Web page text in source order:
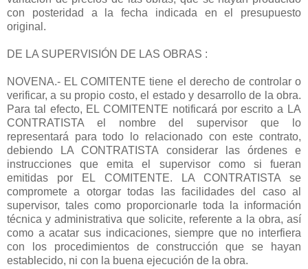
con posteridad a la fecha indicada en el presupuesto
original.
DE LA SUPERVISIÓN DE LAS OBRAS :
NOVENA.- EL COMITENTE tiene el derecho de controlar o
verificar, a su propio costo, el estado y desarrollo de la obra.
Para tal efecto, EL COMITENTE notificará por escrito a LA
CONTRATISTA el nombre del supervisor que lo
representará para todo lo relacionado con este contrato,
debiendo LA CONTRATISTA considerar las órdenes e
instrucciones que emita el supervisor como si fueran
emitidas por EL COMITENTE. LA CONTRATISTA se
compromete a otorgar todas las facilidades del caso al
supervisor, tales como proporcionarle toda la información
técnica y administrativa que solicite, referente a la obra, así
como a acatar sus indicaciones, siempre que no interfiera
con los procedimientos de construcción que se hayan
establecido, ni con la buena ejecución de la obra.